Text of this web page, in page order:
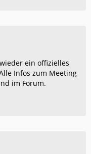
ein offizielles
Infos zum Meeting
im Forum.